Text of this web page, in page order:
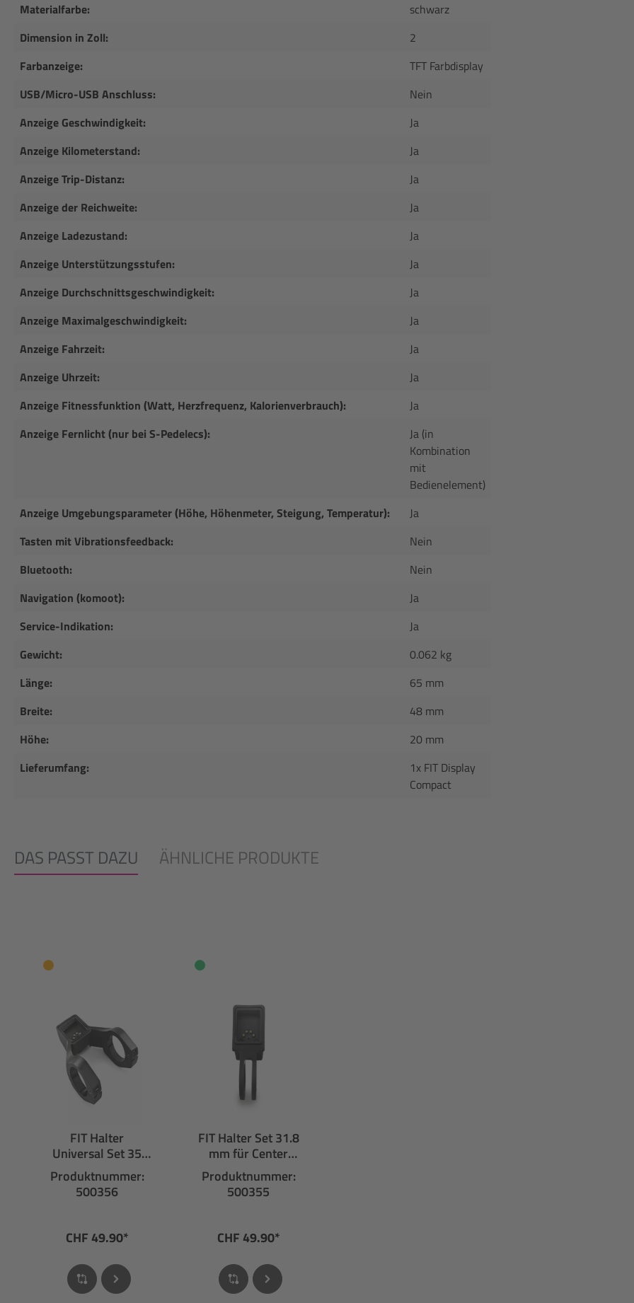
Materialfarbe:
schwarz
Dimension in Zoll:
2
Farbanzeige:
TFT Farbdisplay
USB/Micro-USB Anschluss:
Nein
Anzeige Geschwindigkeit:
Ja
Anzeige Kilometerstand:
Ja
Anzeige Trip-Distanz:
Ja
Anzeige der Reichweite:
Ja
Anzeige Ladezustand:
Ja
Anzeige Unterstützungsstufen:
Ja
Anzeige Durchschnittsgeschwindigkeit:
Ja
Anzeige Maximalgeschwindigkeit:
Ja
Anzeige Fahrzeit:
Ja
Anzeige Uhrzeit:
Ja
Anzeige Fitnessfunktion (Watt, Herzfrequenz, Kalorienverbrauch):
Ja
Anzeige Fernlicht (nur bei S-Pedelecs):
Ja (in
Kombination
mit
Bedienelement)
Anzeige Umgebungsparameter (Höhe, Höhenmeter, Steigung, Temperatur):
Ja
Tasten mit Vibrationsfeedback:
Nein
Bluetooth:
Nein
Navigation (komoot):
Ja
Service-Indikation:
Ja
Gewicht:
0.062 kg
Länge:
65 mm
Breite:
48 mm
Höhe:
20 mm
Lieferumfang:
1x FIT Display
Compact
DAS PASST DAZU ÄHNLICHE PRODUKTE
FIT Halter
Universal Set 35
mm für Display
Produktnummer:
500356
CHF 49.90*
FIT Halter Set 31.8
mm für Center
Display
Produktnummer:
500355
CHF 49.90*